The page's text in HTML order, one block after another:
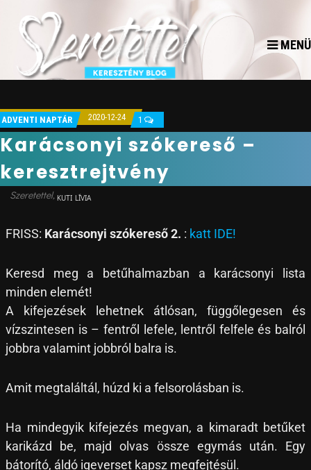
MENÜ
ADVENTI NAPTÁR 2020-12-24 1
Karácsonyi szókereső –
keresztrejtvény
KUTI LÍVIA
FRISS: Karácsonyi szókereső 2. : katt IDE!
Keresd meg a betűhalmazban a karácsonyi lista
minden elemét!
A kifejezések lehetnek átlósan, függőlegesen és
vízszintesen is – fentről lefele, lentről felfele és balról
jobbra valamint jobbról balra is.
Amit megtaláltál, húzd ki a felsorolásban is.
Ha mindegyik kifejezés megvan, a kimaradt betűket
karikázd be, majd olvas össze egymás után. Egy
bátorító, áldó igeverset kapsz megfejtésül.